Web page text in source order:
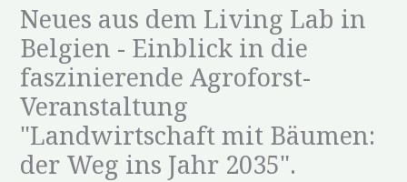
Neues aus dem Living Lab in
Belgien - Einblick in die
faszinierende Agroforst-
Veranstaltung
"Landwirtschaft mit Bäumen:
der Weg ins Jahr 2035".